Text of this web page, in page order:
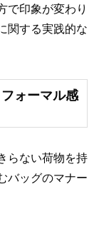
で印象が変わり
関する実践的な
ォーマル感
らない荷物を持
バッグのマナー